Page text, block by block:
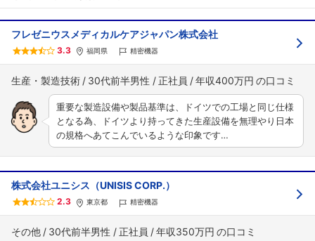
フレゼニウスメディカルケアジャパン株式会社
3.3 福岡県 精密機器
生産・製造技術 30代前半男性 正社員 年収400万円
重要な製造設備や製品基準は、ドイツでの工場と同じ仕様
となる為、ドイツより持ってきた生産設備を無理やり日本
の規格へあてこんでいるような印象です…
株式会社ユニシス（UNISIS CORP.）
2.3 東京都 精密機器
その他 30代前半男性 正社員 年収350万円